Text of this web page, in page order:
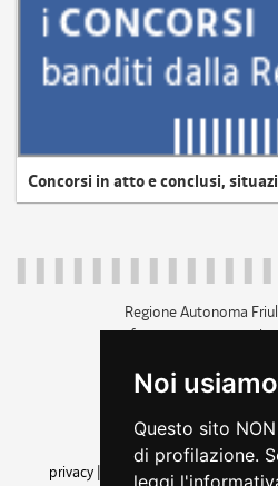
Noi
Questo sito
di profilazione.
leggi
Concorsi in atto e conclusi,
Regione Autonoma
c.f. 80014930327;
+39 040
amministrazione
privacy
cookie |note legali